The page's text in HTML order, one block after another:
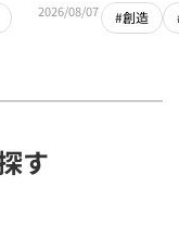
2026/08/07 #創造
す